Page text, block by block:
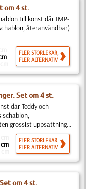
om 4 st.
till konst där IMP-
återanvändbar)
FLER STORLEKAR,
FLER ALTERNATIV
Set om 4 st.
där Teddy och
schablon,
grossist uppsättning...
FLER STORLEKAR,
FLER ALTERNATIV
om 4 st.